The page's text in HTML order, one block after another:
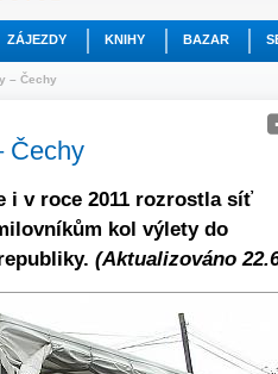
ZÁJEZDY KNIHY BAZAR
– Čechy
Čechy
i v roce 2011 rozrostla síť
kol výlety do
(Aktualizováno